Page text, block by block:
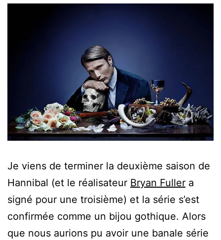
Je viens de terminer la deuxième saison de
Hannibal (et le réalisateur Bryan Fuller a
signé pour une troisième) et la série s’est
confirmée comme un bijou gothique. Alors
que nous aurions pu avoir une banale série